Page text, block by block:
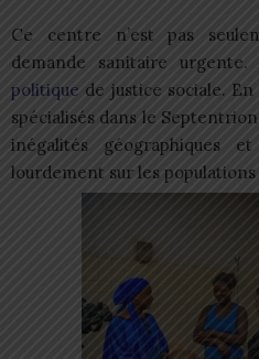
Ce centre n’est pas
demande sanitaire
politique de justice sociale. En
spécialisés dans le
inégalités géographiques
lourdement sur les populations